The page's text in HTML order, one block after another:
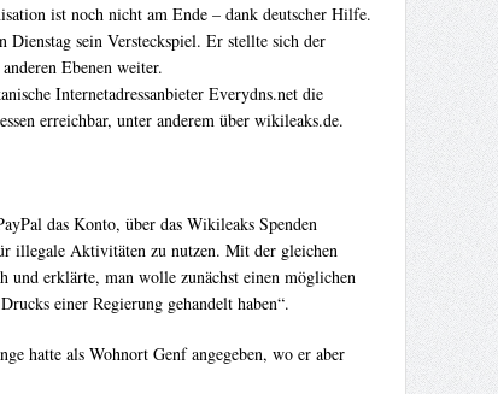
ist noch nicht am Ende – dank deutscher Hilfe.
sein Versteckspiel. Er stellte sich der
Ebenen weiter.
Internetadressanbieter Everydns.net die
erreichbar, unter anderem über wikileaks.de.
das Konto, über das Wikileaks Spenden
illegale Aktivitäten zu nutzen. Mit der gleichen
und erklärte, man wolle zunächst einen möglichen
einer Regierung gehandelt haben“.
hatte als Wohnort Genf angegeben, wo er aber